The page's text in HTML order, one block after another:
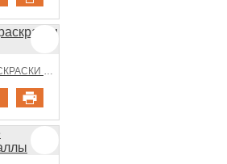
РОСКОШНЫЕ РАСКРАСКИ КОРАЛЛОВ